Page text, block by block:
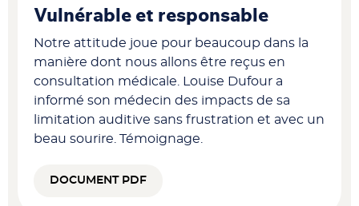
Vulnérable et responsable
Notre attitude joue pour beaucoup dans la
manière dont nous allons être reçus en
consultation médicale. Louise Dufour a
informé son médecin des impacts de sa
limitation auditive sans frustration et avec un
beau sourire. Témoignage.
DOCUMENT PDF